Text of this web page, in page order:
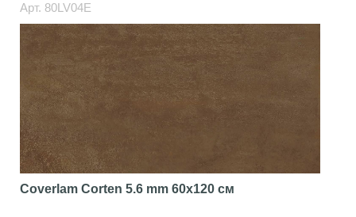
Арт. 80LV04E
Coverlam Corten 5.6 mm 60x120 см